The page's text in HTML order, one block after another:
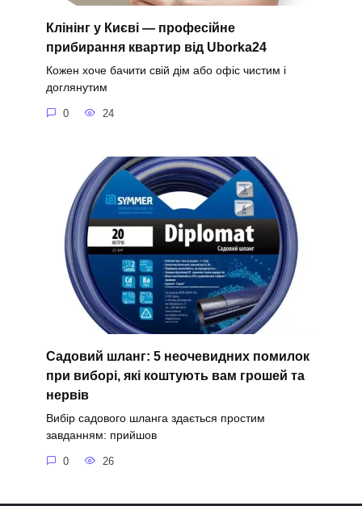
Клінінг у Києві — професійне
прибирання квартир від Uborka24
Кожен хоче бачити свій дім або офіс чистим і
доглянутим
0 24
Садовий шланг: 5 неочевидних помилок
при виборі, які коштують вам грошей та
нервів
Вибір садового шланга здається простим
завданням: прийшов
0 26